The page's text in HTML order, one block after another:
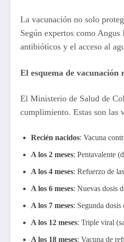
La vacunación no solo
Según expertos como
antibióticos y el acceso al
El esquema de vacunación
El Ministerio de Salud de
cumplimiento. Estas son las
Recién nacidos: Vacuna
A los 2 meses: Pentavalente
A los 4 meses: Refuerzo de
A los 6 meses: Nuevas dosis
A los 7 meses: Segunda dosis
A los 12 meses: Triple viral
A los 18 meses: Vacuna de